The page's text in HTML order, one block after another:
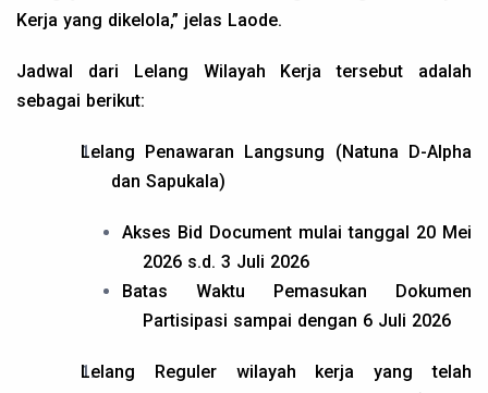
Kerja yang dikelola,” jelas Laode.
Jadwal dari Lelang Wilayah Kerja tersebut adalah
sebagai berikut:
Lelang Penawaran Langsung (Natuna D-Alpha
dan Sapukala)
Akses Bid Document mulai tanggal 20 Mei
2026 s.d. 3 Juli 2026
Batas Waktu Pemasukan Dokumen
Partisipasi sampai dengan 6 Juli 2026
Lelang Reguler wilayah kerja yang telah